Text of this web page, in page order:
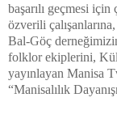
başarılı geçmesi
özverili çalışanlarına,
Bal-Göç
folklor ekiplerini,
yayınlayan Manisa
“Manisalılık